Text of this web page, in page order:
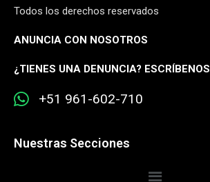
Todos los derechos reservados
ANUNCIA CON NOSOTROS
¿TIENES UNA DENUNCIA? ESCRÍBENOS
+51 961-602-710
Nuestras Secciones